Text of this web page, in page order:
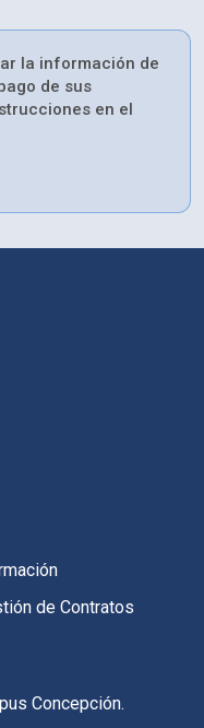
la información de
de sus
en el
de Contratos
Concepción.